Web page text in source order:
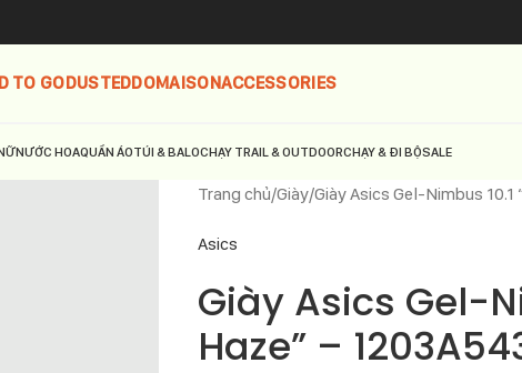
TO GODUSTEDDOMAISONACCESSORIES
NƯỚC HOAQUẦN ÁOTÚI & BALOCHẠY TRAIL & OUTDOORCHẠY & ĐI BỘSALE
Trang chủ Giày Giày Asics Gel-Nimbus
Asics
Giày Asics Gel-
Haze” –